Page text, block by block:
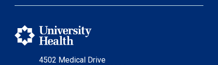
4502 Medical Drive